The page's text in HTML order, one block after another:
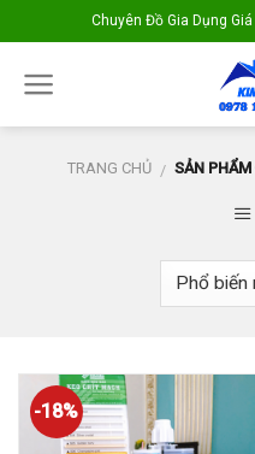
to
content
Chuyên Đồ Gia Dụng
TRANG CHỦ / SẢN PHẨM
-18%